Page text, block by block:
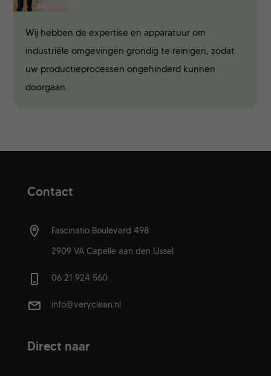
Wij hebben de expertise en apparatuur om
industriële omgevingen grondig te reinigen, zodat
uw productieprocessen ongehinderd kunnen
doorgaan.
Contact
Fascinatio Boulevard 498
2909 VA Capelle aan den IJssel
06 21 924 560
info@veryclean.nl
Direct naar